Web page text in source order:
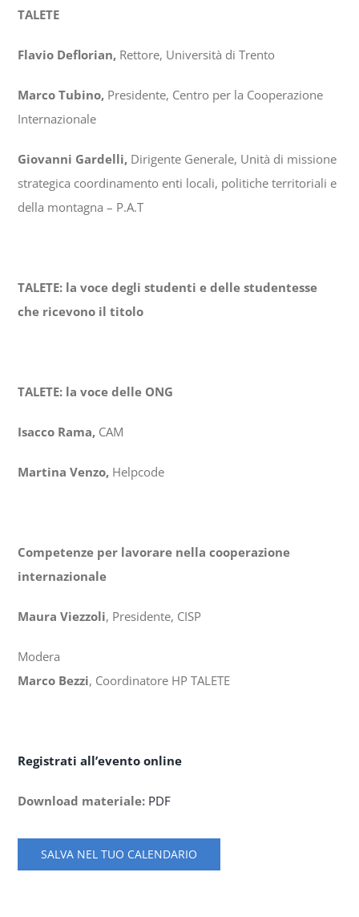
TALETE
Flavio Deflorian, Rettore, Università di Trento
Marco Tubino, Presidente, Centro per la Cooperazione
Internazionale
Giovanni Gardelli, Dirigente Generale, Unità di missione
strategica coordinamento enti locali, politiche territoriali e
della montagna – P.A.T
TALETE: la voce degli studenti e delle studentesse
che ricevono il titolo
TALETE: la voce delle ONG
Isacco Rama, CAM
Martina Venzo, Helpcode
Competenze per lavorare nella cooperazione
internazionale
Maura Viezzoli, Presidente, CISP
Modera
Marco Bezzi, Coordinatore HP TALETE
Registrati all’evento online
Download materiale: PDF
SALVA NEL TUO CALENDARIO